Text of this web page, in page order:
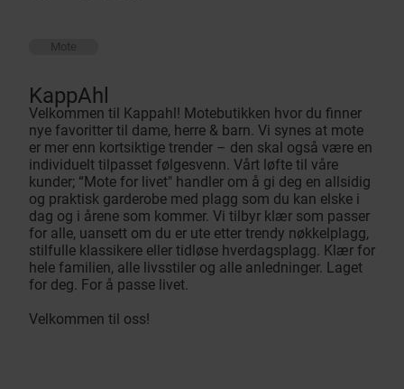
Mote
KappAhl
Velkommen til Kappahl! Motebutikken hvor du finner
nye favoritter til dame, herre & barn. Vi synes at mote
er mer enn kortsiktige trender – den skal også være en
individuelt tilpasset følgesvenn. Vårt løfte til våre
kunder; “Mote for livet" handler om å gi deg en allsidig
og praktisk garderobe med plagg som du kan elske i
dag og i årene som kommer. Vi tilbyr klær som passer
for alle, uansett om du er ute etter trendy nøkkelplagg,
stilfulle klassikere eller tidløse hverdagsplagg. Klær for
hele familien, alle livsstiler og alle anledninger. Laget
for deg. For å passe livet.
Velkommen til oss!